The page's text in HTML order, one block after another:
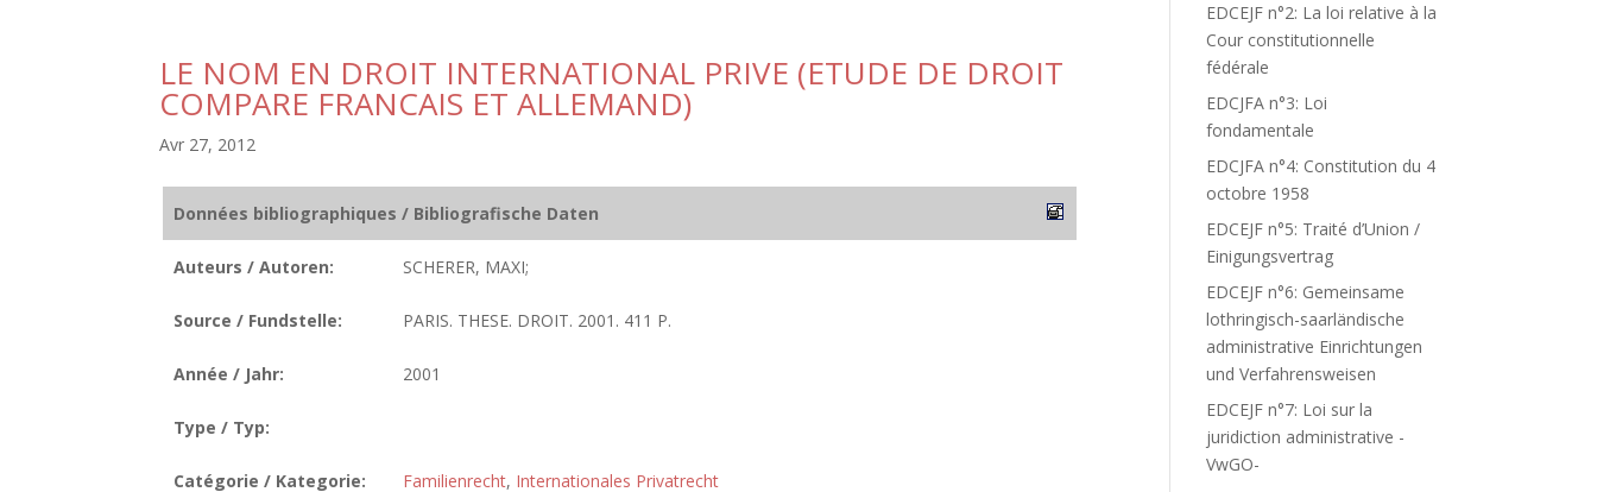
LE NOM EN DROIT INTERNATIONAL PRIVE (ETUDE DE DROIT
COMPARE FRANCAIS ET ALLEMAND)
Avr 27, 2012
Données bibliographiques / Bibliografische Daten
Auteurs / Autoren: SCHERER, MAXI;
Source / Fundstelle: PARIS. THESE. DROIT. 2001. 411 P.
Année / Jahr: 2001
Type / Typ:
Catégorie / Kategorie: Familienrecht, Internationales Privatrecht
EDCEJF n°2: La loi relative à la
Cour constitutionnelle
fédérale
EDCJFA n°3: Loi
fondamentale
EDCJFA n°4: Constitution du 4
octobre 1958
EDCEJF n°5: Traité d’Union /
Einigungsvertrag
EDCEJF n°6: Gemeinsame
lothringisch-saarländische
administrative Einrichtungen
und Verfahrensweisen
EDCEJF n°7: Loi sur la
juridiction administrative -
VwGO-